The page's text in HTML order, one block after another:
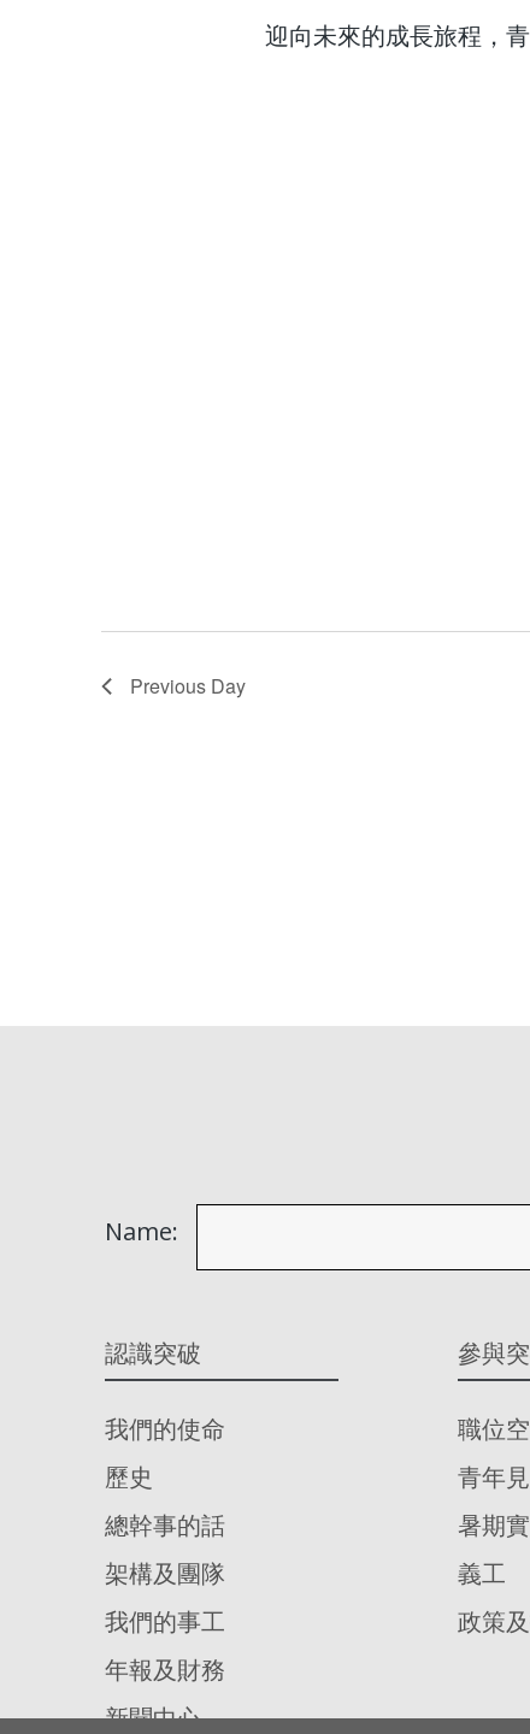
迎向未來的成長旅程，
Previous Day
Name:
認識突破
我們的使命
歷史
總幹事的話
架構及團隊
我們的事工
年報及財務
新聞中心
參與
職位
青年
暑期
義工
政策